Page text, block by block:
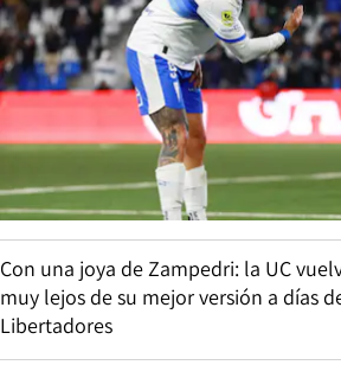
Con una joya de Zampedri: la UC
muy lejos de su mejor versión a días
Libertadores